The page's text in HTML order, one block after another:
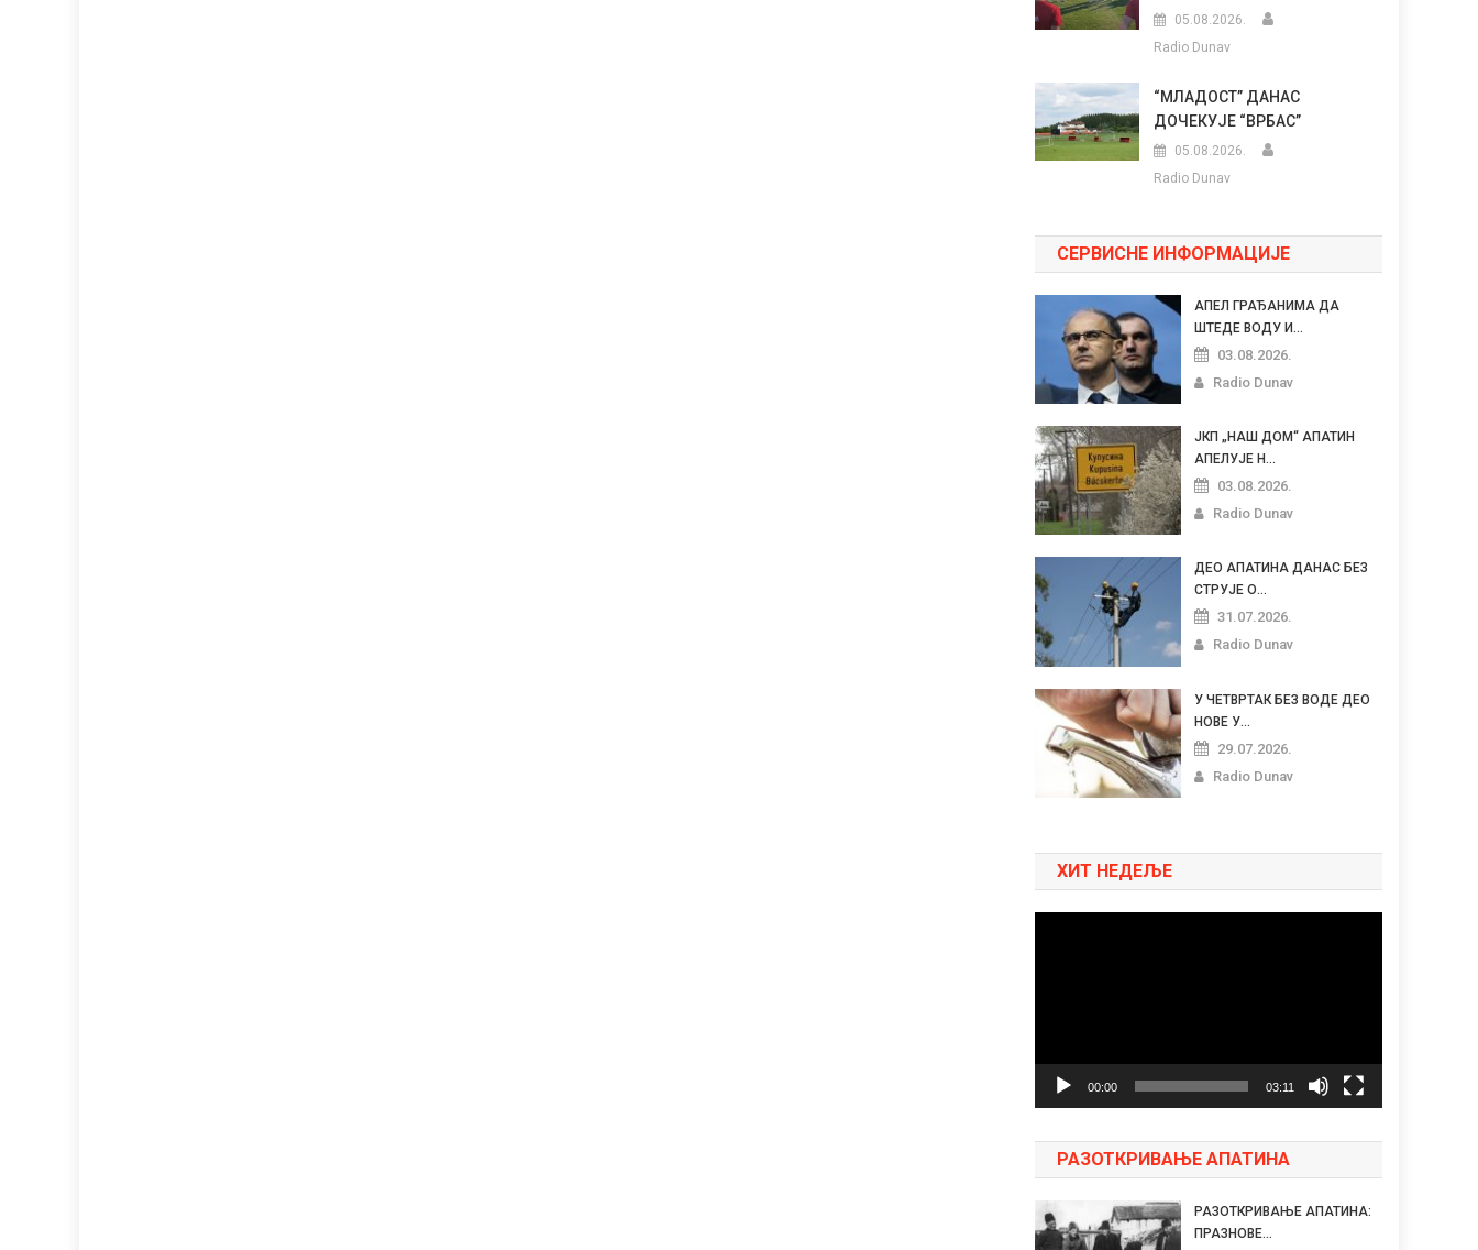
05.08.2026.
Radio Dunav
“МЛАДОСТ” ДАНАС
ДОЧЕКУЈЕ “ВРБАС”
05.08.2026.
Radio Dunav
СЕРВИСНЕ ИНФОРМАЦИЈЕ
АПЕЛ ГРАЂАНИМА ДА
ШТЕДЕ ВОДУ И...
03.08.2026.
Radio Dunav
ЈКП „НАШ ДОМ“ АПАТИН
АПЕЛУЈЕ Н...
03.08.2026.
Radio Dunav
ДЕО АПАТИНА ДАНАС БЕЗ
СТРУЈЕ О...
31.07.2026.
Radio Dunav
У ЧЕТВРТАК БЕЗ ВОДЕ ДЕО
НОВЕ У...
29.07.2026.
Radio Dunav
ХИТ НЕДЕЉЕ
00:00 03:11
РАЗОТКРИВАЊЕ АПАТИНА
РАЗОТКРИВАЊЕ АПАТИНА:
ПРАЗНОВЕ...